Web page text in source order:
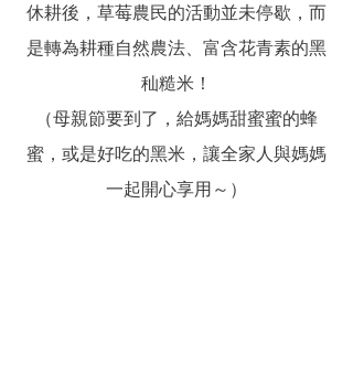
休耕後，草莓農民的活動並未停歇，而
是轉為耕種自然農法、富含花青素的黑
秈糙米！
（母親節要到了，給媽媽甜蜜蜜的蜂
蜜，或是好吃的黑米，讓全家人與媽媽
一起開心享用～）